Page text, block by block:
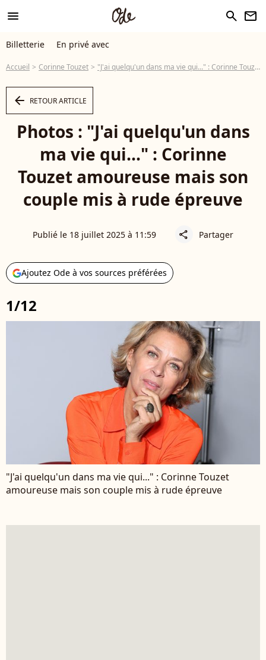
menu search newsletter
Billetterie En privé avec
Accueil Corinne Touzet "J'ai quelqu'un dans ma vie qui..." : Corinne Touzet amoureuse mais son couple mis à rude épreuve
arrow_left RETOUR ARTICLE
Photos : "J'ai quelqu'un dans
ma vie qui..." : Corinne
Touzet amoureuse mais son
couple mis à rude épreuve
Publié le 18 juillet 2025 à 11:59 share Partager
Ajoutez Ode à vos sources préférées
1/12
"J'ai quelqu'un dans ma vie qui..." : Corinne Touzet
amoureuse mais son couple mis à rude épreuve